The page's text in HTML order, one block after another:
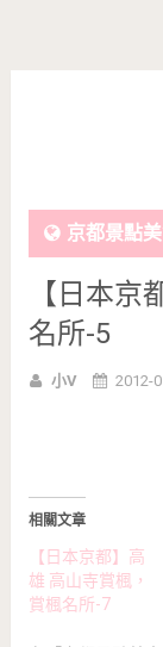
京都景點
【日本
名所-5
小V 2012-
相關文章
【日本京都】高
雄 高山寺賞楓，
賞楓名所-7